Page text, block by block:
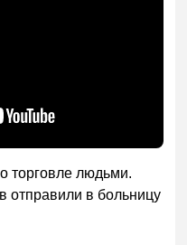
торговле людьми.
отправили в больницу